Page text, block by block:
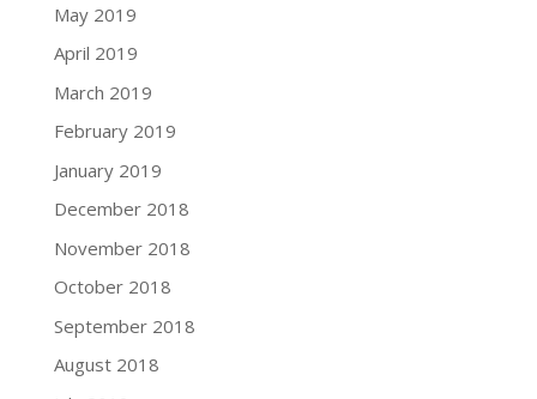
May 2019
April 2019
March 2019
February 2019
January 2019
December 2018
November 2018
October 2018
September 2018
August 2018